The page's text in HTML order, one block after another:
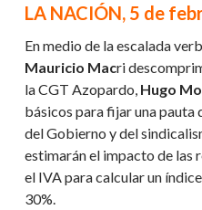
LA NACIÓN, 5 de
En medio de la escalada
Mauricio Macri
la CGT Azopardo, Hugo
básicos para fijar una pauta
del Gobierno y del
estimarán el impacto de las
el IVA para calcular un
30%.